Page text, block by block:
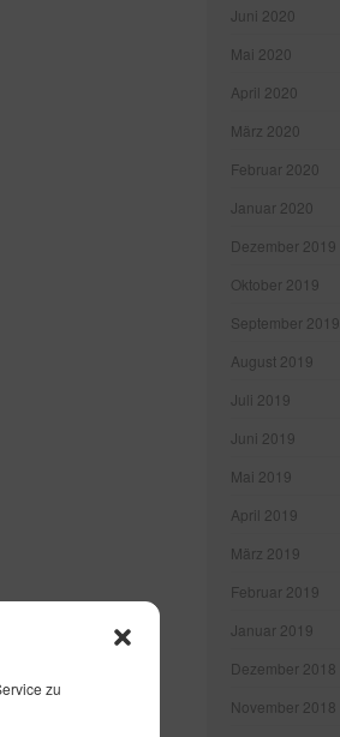
zu
Juni 2020
Mai 2020
April 2020
März 2020
Februar 2020
Januar 2020
Dezember 2019
Oktober 2019
September 2019
August 2019
Juli 2019
Juni 2019
Mai 2019
April 2019
März 2019
Februar 2019
Januar 2019
Dezember 2018
November 2018